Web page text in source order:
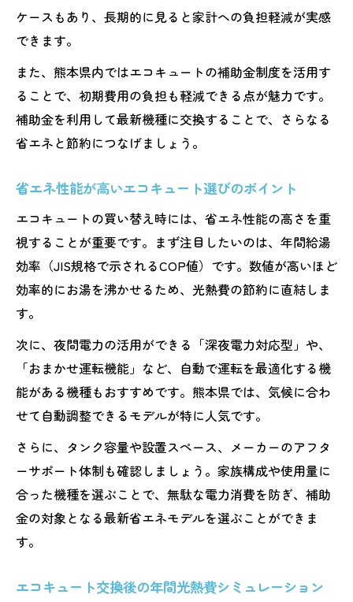
ケースもあり、長期的に見ると家計への負担軽減が実感
できます。
また、熊本県内ではエコキュートの補助金制度を活用す
ることで、初期費用の負担も軽減できる点が魅力です。
補助金を利用して最新機種に交換することで、さらなる
省エネと節約につなげましょう。
省エネ性能が高いエコキュート選びのポイント
エコキュートの買い替え時には、省エネ性能の高さを重
視することが重要です。まず注目したいのは、年間給湯
効率（JIS規格で示されるCOP値）です。数値が高いほど
効率的にお湯を沸かせるため、光熱費の節約に直結しま
す。
次に、夜間電力の活用ができる「深夜電力対応型」や、
「おまかせ運転機能」など、自動で運転を最適化する機
能がある機種もおすすめです。熊本県では、気候に合わ
せて自動調整できるモデルが特に人気です。
さらに、タンク容量や設置スペース、メーカーのアフタ
ーサポート体制も確認しましょう。家族構成や使用量に
合った機種を選ぶことで、無駄な電力消費を防ぎ、補助
金の対象となる最新省エネモデルを選ぶことができま
す。
エコキュート交換後の年間光熱費シミュレーション